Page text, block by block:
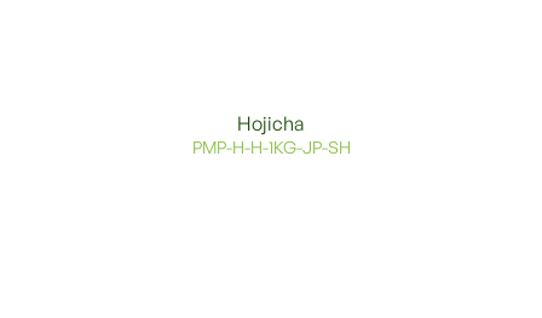
Hojicha
PMP-H-H-1KG-JP-SH